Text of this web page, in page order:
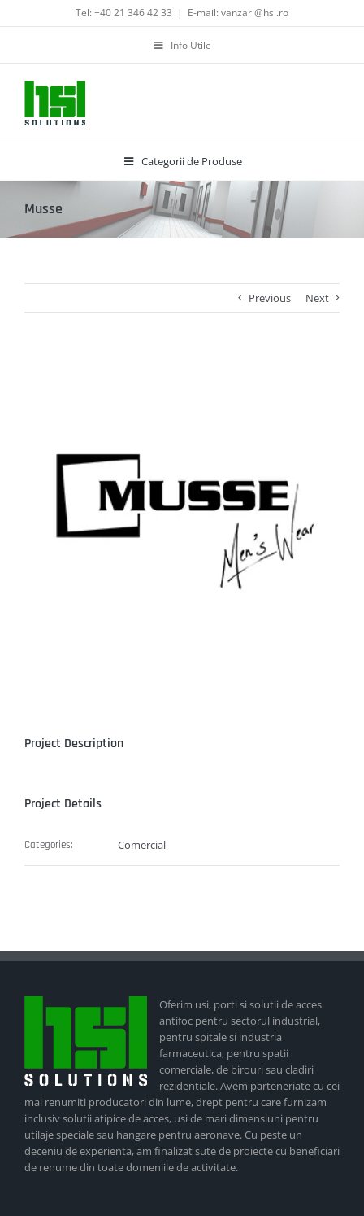
to
Tel: +40 21 346 42 33 | E-mail: vanzari@hsl.ro
Info Utile
Categorii de Produse
Musse
Previous Next
Project Description
Project Details
Categories: Comercial
Oferim usi, porti si solutii de acces
antifoc pentru sectorul industrial,
pentru spitale si industria
farmaceutica, pentru spatii
comerciale, de birouri sau cladiri
rezidentiale. Avem parteneriate cu cei
mai renumiti producatori din lume, drept pentru care furnizam
inclusiv solutii atipice de acces, usi de mari dimensiuni pentru
utilaje speciale sau hangare pentru aeronave. Cu peste un
deceniu de experienta, am finalizat sute de proiecte cu beneficiari
de renume din toate domeniile de activitate.